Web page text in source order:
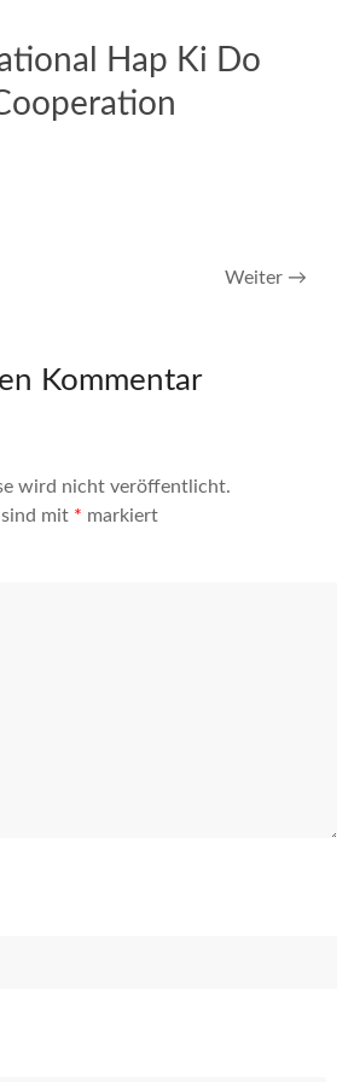
Hap Ki Do
Weiter →
Kommentar
wird nicht veröffentlicht.
mit * markiert